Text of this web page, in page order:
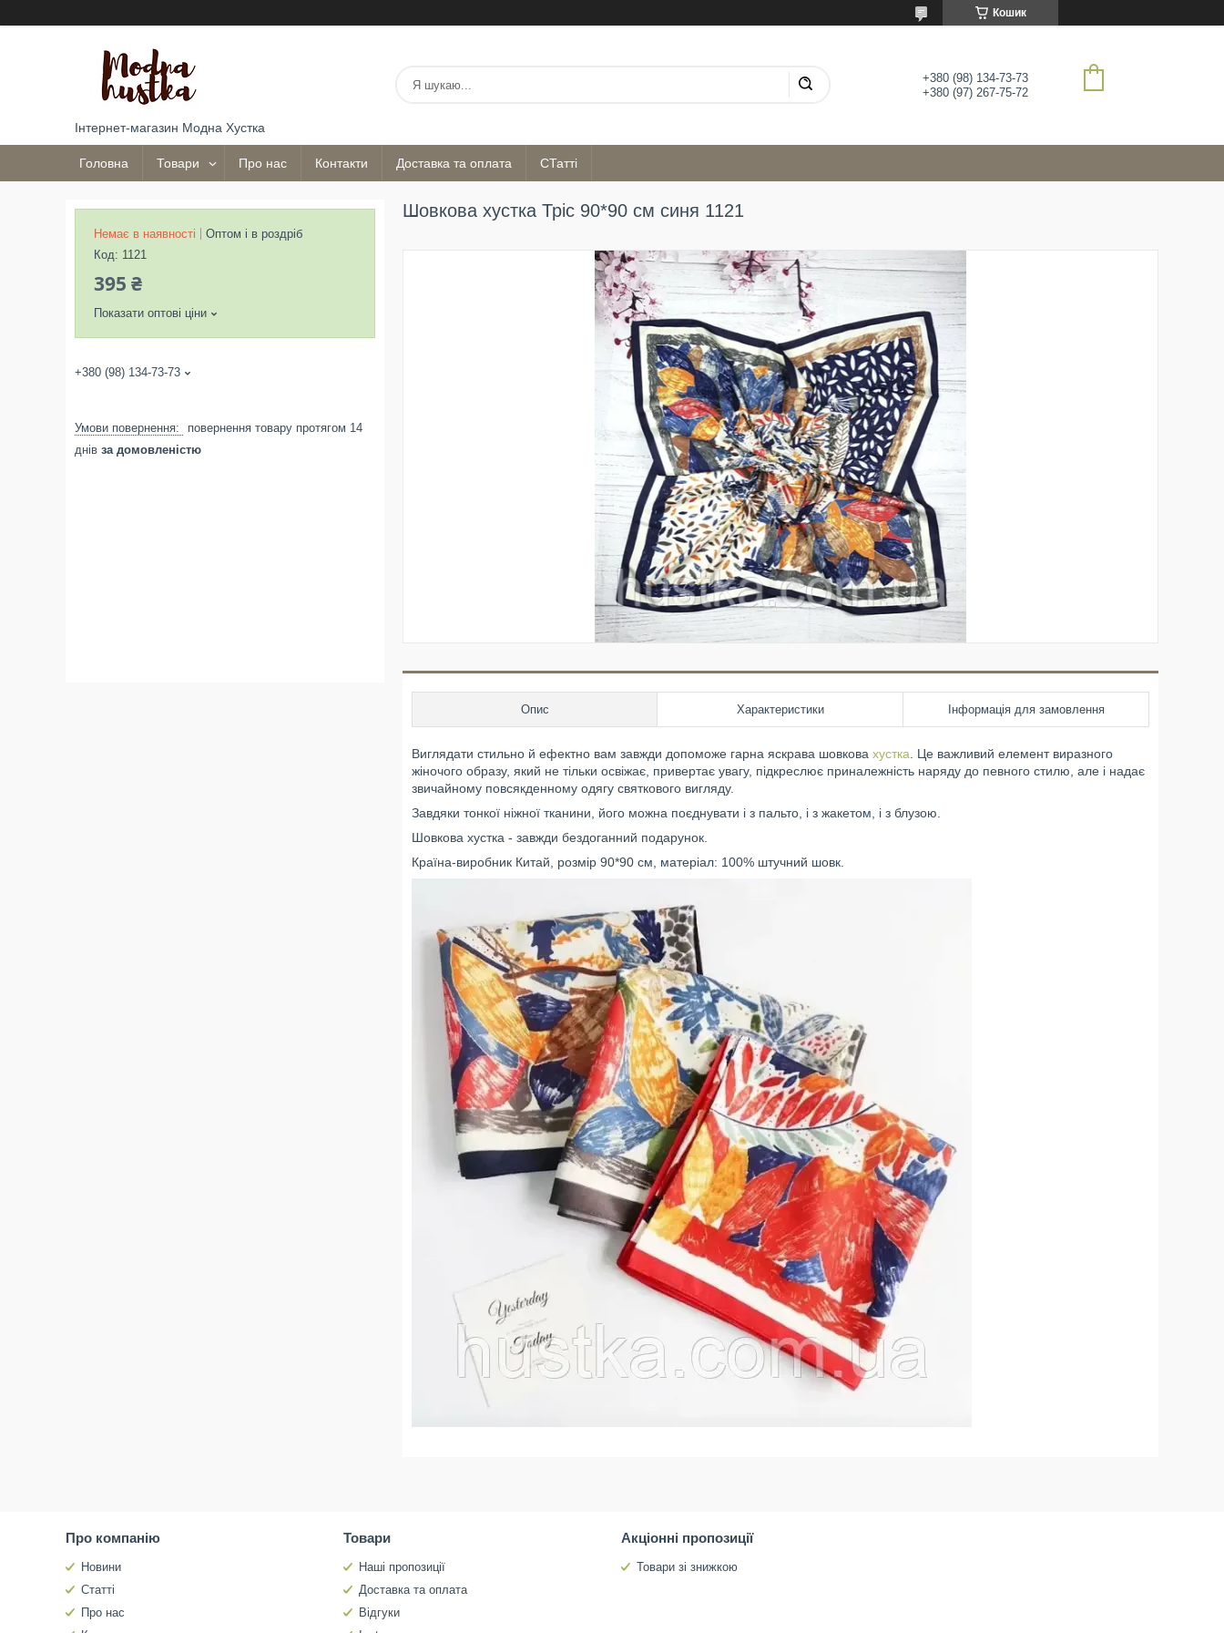
Кошик
Інтернет-магазин Модна Хустка
+380 (98) 134-73-73
+380 (97) 267-75-72
Головна Товари Про нас Контакти Доставка та оплата СТатті
Шовкова хустка Тріс 90*90 см синя 1121
Опис Характеристики Інформація для замовлення
Виглядати стильно й ефектно вам завжди допоможе гарна яскрава шовкова хустка . Це важливий елемент виразного
жіночого образу, який не тільки освіжає, привертає увагу, підкреслює приналежність наряду до певного стилю, але і надає
звичайному повсякденному одягу святкового вигляду.
Завдяки тонкої ніжної тканини, його можна поєднувати і з пальто, і з жакетом, і з блузою.
Шовкова хустка - завжди бездоганний подарунок.
Країна-виробник Китай, розмір 90*90 см, матеріал: 100% штучний шовк.
Немає в наявності
Оптом і в роздріб
Код: 1121
395 ₴
Показати оптові ціни
+380 (98) 134-73-73
повернення товару протягом 14
днів за домовленістю
Про компанію
Новини
Статті
Про нас
Товари
Наші пропозиції
Доставка та оплата
Відгуки
Акціонні пропозиції
Товари зі знижкою